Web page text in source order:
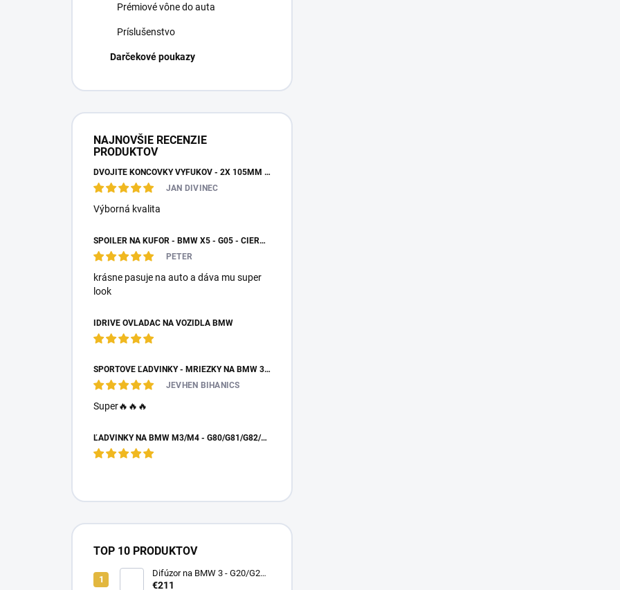
Prémiové vône do auta
Príslušenstvo
Darčekové poukazy
NAJNOVŠIE RECENZIE
PRODUKTOV
DVOJITÉ KONCOVKY VÝFUKOV - 2X 105MM VÝSTUP
JAN DIVINEC
Výborná kvalita
SPOILER NA KUFOR - BMW X5 - G05 - ČIERNY LESK
PETER
krásne pasuje na auto a dáva mu super
look
IDRIVE OVLÁDAČ NA VOZIDLÁ BMW
ŠPORTOVÉ ĽADVINKY - MRIEŽKY NA BMW 3 - E90/E91 PO FACELIFTE
JEVHEN BIHANICS
Super🔥🔥🔥
ĽADVINKY NA BMW M3/M4 - G80/G81/G82/G83 - DRY CARBON
TOP 10 PRODUKTOV
Difúzor na BMW 3 - G20/G21
preLCI - brzdové svetlo
€211